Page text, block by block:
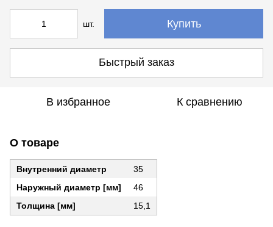
шт. Купить
Быстрый заказ
В избранное К сравнению
О товаре
Внутренний диаметр
35
Наружный диаметр [мм]
46
Толщина [мм]
15,1